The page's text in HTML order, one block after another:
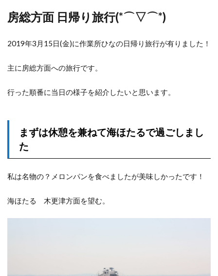
房総方面 日帰り旅行(*⌒▽⌒*)
2019年3月15日(金)に作業所ひなの日帰り旅行が有りました！
主に房総方面への旅行です。
行った順番に当日の様子を紹介したいと思います。
まずは休憩を兼ねて海ほたるで過ごしまし
た
私は名物の？メロンパンを食べましたが美味しかったです！
海ほたる 木更津方面を望む。